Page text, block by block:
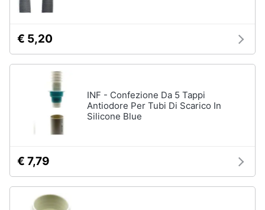
Prima
Fotografia
Casalinghi
Abbigliamento
Animali
€ 5,20
INF - Confezione Da 5 Tappi
Antiodore Per Tubi Di Scarico In
Silicone Blue
€ 7,79